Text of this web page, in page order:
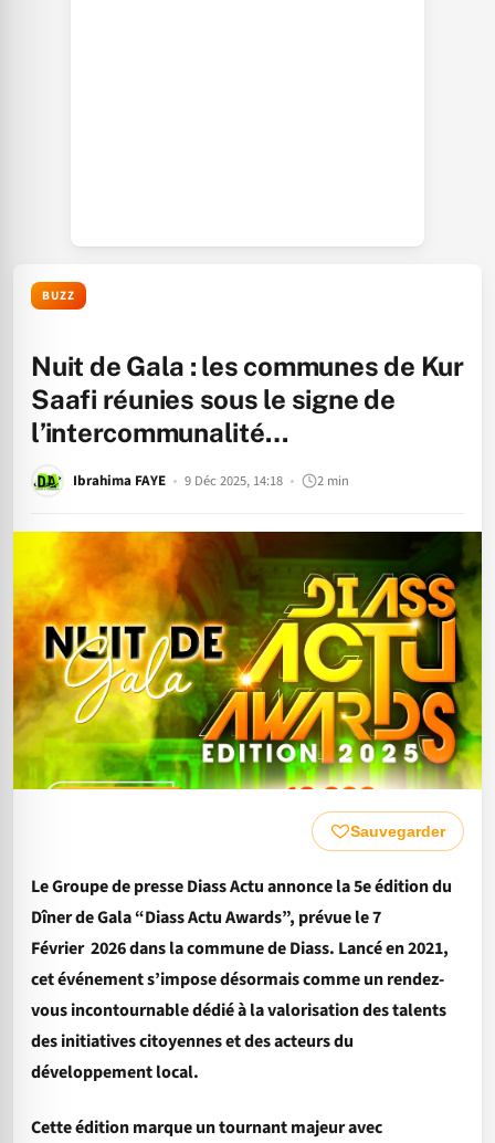
BUZZ
Nuit de Gala : les communes de Kur
Saafi réunies sous le signe de
l’intercommunalité…
Ibrahima FAYE 9 Déc 2025, 14:18 2 min
Sauvegarder
Le Groupe de presse Diass Actu annonce la 5e édition du
Dîner de Gala “Diass Actu Awards”, prévue le 7
Février 2026 dans la commune de Diass. Lancé en 2021,
cet événement s’impose désormais comme un rendez-
vous incontournable dédié à la valorisation des talents
des initiatives citoyennes et des acteurs du
développement local.
Cette édition marque un tournant majeur avec